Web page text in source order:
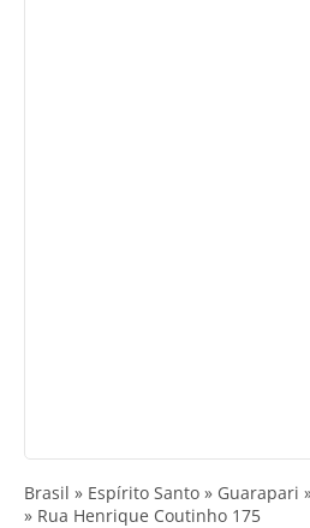
Brasil » Espírito Santo » Guarapari
» Rua Henrique Coutinho 175